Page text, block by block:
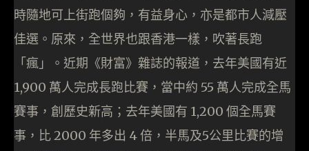
時隨地可上街跑個夠，有益身心，亦是都市人減壓
佳選。原來，全世界也跟香港一樣，吹著長跑
「瘋」。近期《財富》雜誌的報道，去年美國有近
1,900 萬人完成長跑比賽，當中約 55 萬人完成全馬
賽事，創歷史新高；去年美國有 1,200 個全馬賽
事，比 2000 年多出 4 倍，半馬及5公里比賽的增